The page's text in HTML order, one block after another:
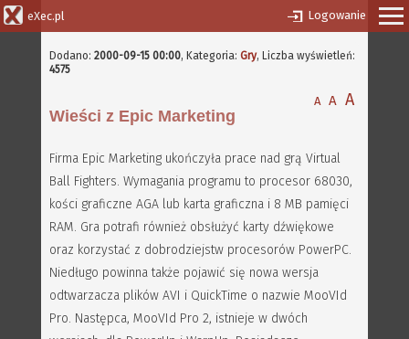
eXec.pl Logowanie
Dodano: 2000-09-15 00:00, Kategoria: Gry, Liczba wyświetleń:
4575
A A A
Wieści z Epic Marketing
Firma Epic Marketing ukończyła prace nad grą Virtual
Ball Fighters. Wymagania programu to procesor 68030,
kości graficzne AGA lub karta graficzna i 8 MB pamięci
RAM. Gra potrafi również obsłużyć karty dźwiękowe
oraz korzystać z dobrodziejstw procesorów PowerPC.
Niedługo powinna także pojawić się nowa wersja
odtwarzacza plików AVI i QuickTime o nazwie MooVId
Pro. Następca, MooVId Pro 2, istnieje w dwóch